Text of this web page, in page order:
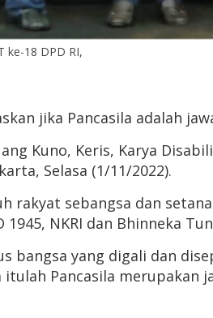
ke-18 DPD RI,
jika Pancasila adalah
Kuno, Keris, Karya
Selasa (1/11/2022).
rakyat sebangsa dan
NKRI dan Bhinneka
bangsa yang digali dan
Pancasila merupakan